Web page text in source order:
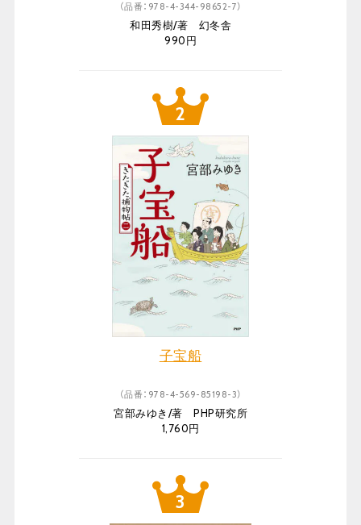
（品番：978-4-344-98652-7）
和田秀樹/著 幻冬舎
990円
子宝船
（品番：978-4-569-85198-3）
宮部みゆき/著 PHP研究所
1,760円